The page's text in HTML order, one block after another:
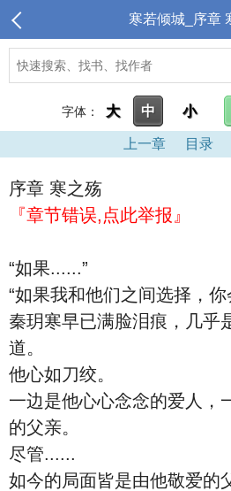
寒若倾城_序章
字体： 大 中 小
上一章 目录
序章 寒之殇
『章节错误,点此举报』
“如果......”
“如果我和他们之间选择，你
秦玥寒早已满脸泪痕，几乎
道。
他心如刀绞。
一边是他心心念念的爱人，
的父亲。
尽管......
如今的局面皆是由他敬爱的